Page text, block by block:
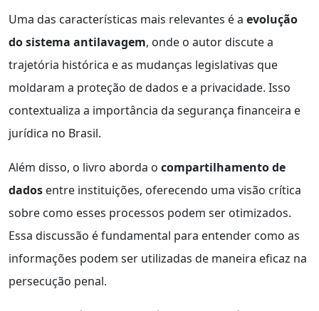
Uma das características mais relevantes é a evolução
do sistema antilavagem, onde o autor discute a
trajetória histórica e as mudanças legislativas que
moldaram a proteção de dados e a privacidade. Isso
contextualiza a importância da segurança financeira e
jurídica no Brasil.
Além disso, o livro aborda o compartilhamento de
dados entre instituições, oferecendo uma visão crítica
sobre como esses processos podem ser otimizados.
Essa discussão é fundamental para entender como as
informações podem ser utilizadas de maneira eficaz na
persecução penal.